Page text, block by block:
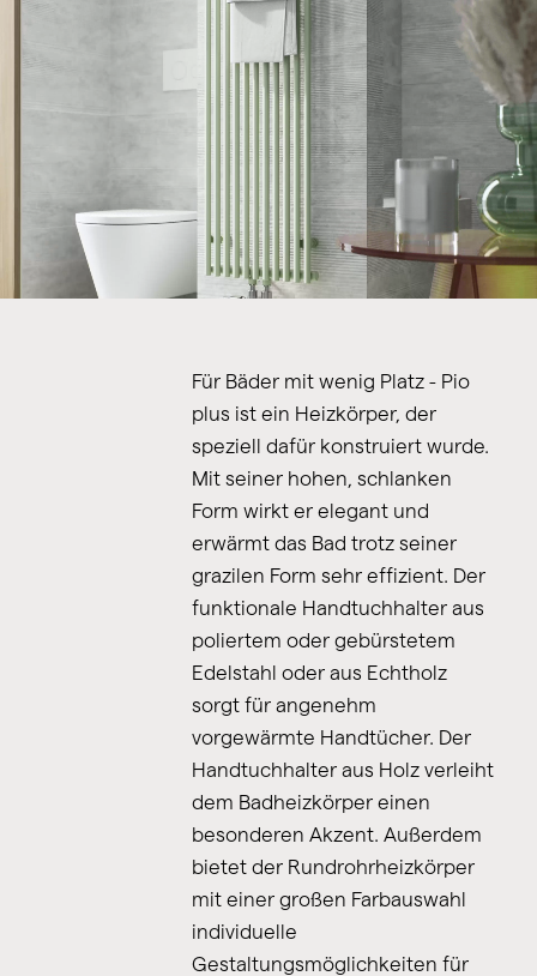
Für Bäder mit wenig Platz - Pio
plus ist ein Heizkörper, der
speziell dafür konstruiert wurde.
Mit seiner hohen, schlanken
Form wirkt er elegant und
erwärmt das Bad trotz seiner
grazilen Form sehr effizient. Der
funktionale Handtuchhalter aus
poliertem oder gebürstetem
Edelstahl oder aus Echtholz
sorgt für angenehm
vorgewärmte Handtücher. Der
Handtuchhalter aus Holz verleiht
dem Badheizkörper einen
besonderen Akzent. Außerdem
bietet der Rundrohrheizkörper
mit einer großen Farbauswahl
individuelle
Gestaltungsmöglichkeiten für